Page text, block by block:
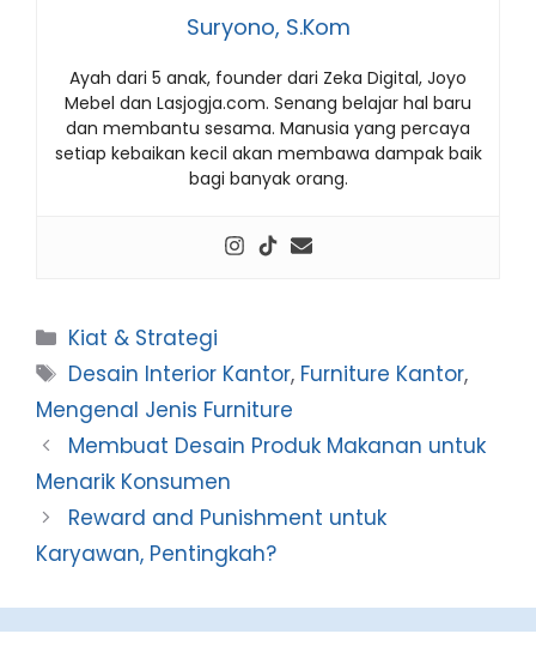
Suryono, S.Kom
Ayah dari 5 anak, founder dari Zeka Digital, Joyo
Mebel dan Lasjogja.com. Senang belajar hal baru
dan membantu sesama. Manusia yang percaya
setiap kebaikan kecil akan membawa dampak baik
bagi banyak orang.
Categories
Kiat & Strategi
Tags
Desain Interior Kantor, Furniture Kantor,
Mengenal Jenis Furniture
Membuat Desain Produk Makanan untuk
Menarik Konsumen
Reward and Punishment untuk
Karyawan, Pentingkah?